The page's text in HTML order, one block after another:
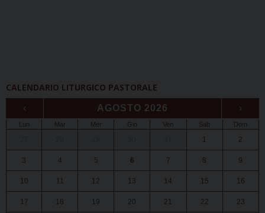
CALENDARIO LITURGICO PASTORALE
‹ AGOSTO 2026 ›
Lun Mar Mer Gio Ven Sab Dom
1 2
3 4 5 6 7 8 9
10 11 12 13 14 15 16
17 18 19 20 21 22 23